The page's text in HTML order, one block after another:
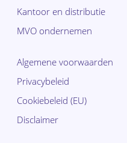
Kantoor en distributie
MVO ondernemen
Algemene voorwaarden
Privacybeleid
Cookiebeleid (EU)
Disclaimer